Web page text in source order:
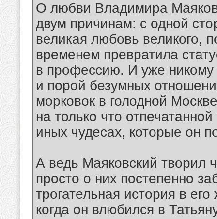
О любви Владимира
двум причинам: с одной
великая любовь великого,
временем превратила
в профессию. И уже никому
и порой безумных
морковок в голодной
на только что
иных чудесах, которые он
А ведь Маяковский творил
просто о них постепенно
трогательная история в
когда он влюбился в